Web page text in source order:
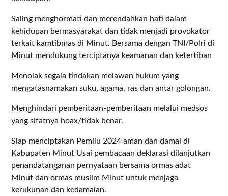
Saling menghormati dan merendahkan hati dalam
kehidupan bermasyarakat dan tidak menjadi provokator
terkait kamtibmas di Minut. Bersama dengan TNI/Polri di
Minut mendukung terciptanya keamanan dan ketertiban
Menolak segala tindakan melawan hukum yang
mengatasnamakan suku, agama, ras dan antar golongan.
Menghindari pemberitaan-pemberitaan melalui medsos
yang sifatnya hoax/tidak benar.
Siap menciptakan Pemilu 2024 aman dan damai di
Kabupaten Minut Usai pembacaan deklarasi dilanjutkan
penandatanganan pernyataan bersama ormas adat
Minut dan ormas muslim Minut untuk menjaga
kerukunan dan kedamaian.